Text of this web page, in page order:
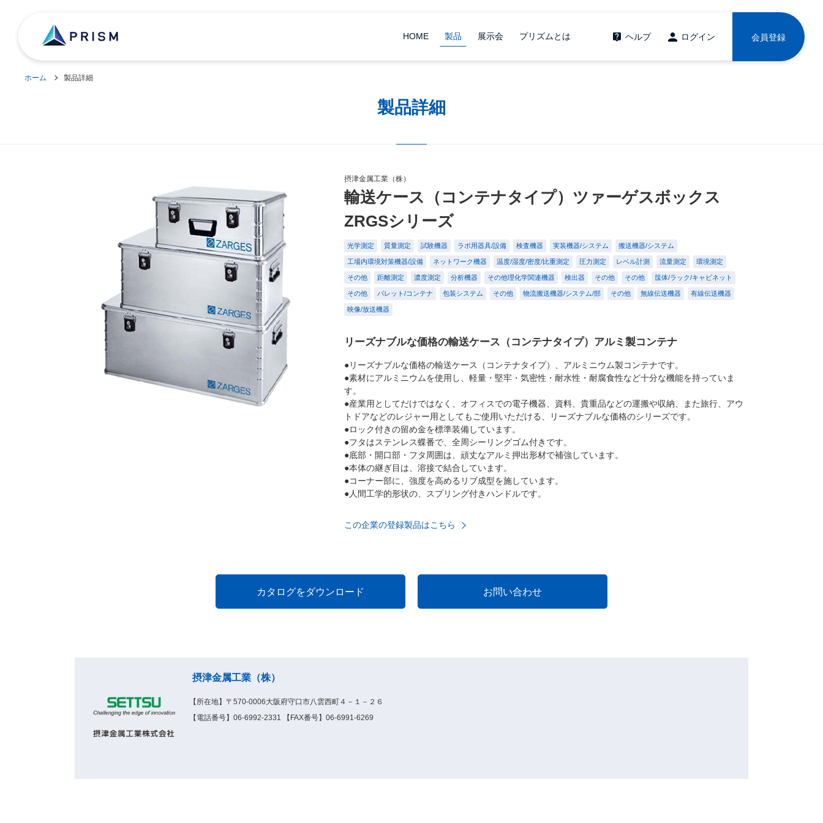
HOME 製品 展示会 プリズムとは ヘルプ ログイン 会員登録
ホーム 製品詳細
製品詳細
摂津金属工業（株）
輸送ケース（コンテナタイプ）ツァーゲスボックス
ZRGSシリーズ
光学測定 質量測定 試験機器 ラボ用器具/設備 検査機器 実装機器/システム 搬送機器/システム
工場内環境対策機器/設備 ネットワーク機器 温度/湿度/密度/比重測定 圧力測定 レベル計測 流量測定 環境測定
その他 距離測定 濃度測定 分析機器 その他理化学関連機器 検出器 その他 その他 筺体/ラック/キャビネット
その他 パレット/コンテナ 包装システム その他 物流搬送機器/システム/部 その他 無線伝送機器 有線伝送機器
映像/放送機器
リーズナブルな価格の輸送ケース（コンテナタイプ）アルミ製コンテナ
●リーズナブルな価格の輸送ケース（コンテナタイプ）、アルミニウム製コンテナです。
●素材にアルミニウムを使用し、軽量・堅牢・気密性・耐水性・耐腐食性など十分な機能を持っていま
す。
●産業用としてだけではなく、オフィスでの電子機器、資料、貴重品などの運搬や収納、また旅行、アウ
トドアなどのレジャー用としてもご使用いただける、リーズナブルな価格のシリーズです。
●ロック付きの留め金を標準装備しています。
●フタはステンレス蝶番で、全周シーリングゴム付きです。
●底部・開口部・フタ周囲は、頑丈なアルミ押出形材で補強しています。
●本体の継ぎ目は、溶接で結合しています。
●コーナー部に、強度を高めるリブ成型を施しています。
●人間工学的形状の、スプリング付きハンドルです。
この企業の登録製品はこちら
摂津金属工業（株）
【所在地】〒570-0006大阪府守口市八雲西町４－１－２６
【電話番号】06-6992-2331 【FAX番号】06-6991-6269